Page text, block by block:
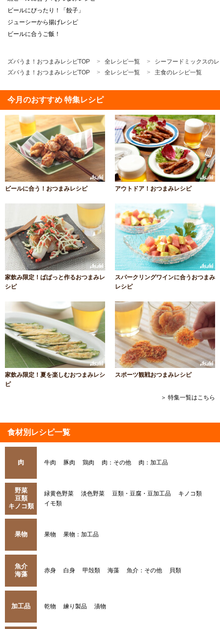
ビールにぴったり！「餃子」
ジューシーから揚げレシピ
ビールに合うご飯！
ズバうま！おつまみレシピTOP 全レシピ一覧
シーフードミックスの
ズバうま！おつまみレシピTOP
全レシピ一覧 主食のレシピ一覧
今月のおすすめ 特集レシピ
ビールに合う！おつまみレシピ アウトドア！おつまみレシピ
家飲み限定！ぱぱっと作るおつまみレ
シピ
スパークリングワインに合うおつまみ
レシピ
家飲み限定！夏を楽しむおつまみレシ
ピ
スポーツ観戦おつまみレシピ
＞ 特集一覧はこちら
食材別レシピ一覧
肉 牛肉 豚肉 鶏肉 肉：その他 肉：加工品
野菜
豆類
キノコ類
緑黄色野菜 淡色野菜 豆類・豆腐・豆加工品
キノコ類
イモ類
果物 果物 果物：加工品
魚介
海藻
赤身 白身 甲殻類 海藻 魚介：その他 貝類
加工品 乾物 練り製品 漬物